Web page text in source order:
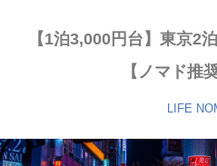
【1泊3,000円台】東京2
【ノマド推
LIFE